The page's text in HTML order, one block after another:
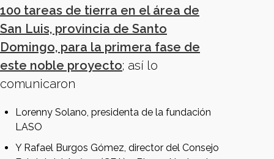
100 tareas de tierra en el área de
San Luis, provincia de Santo
Domingo, para la primera fase de
este noble proyecto; así lo
comunicaron
Lorenny Solano, presidenta de la fundación
LASO
Y Rafael Burgos Gómez, director del Consejo